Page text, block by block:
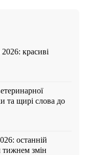
красиві
та щирі слова до
останній
змін